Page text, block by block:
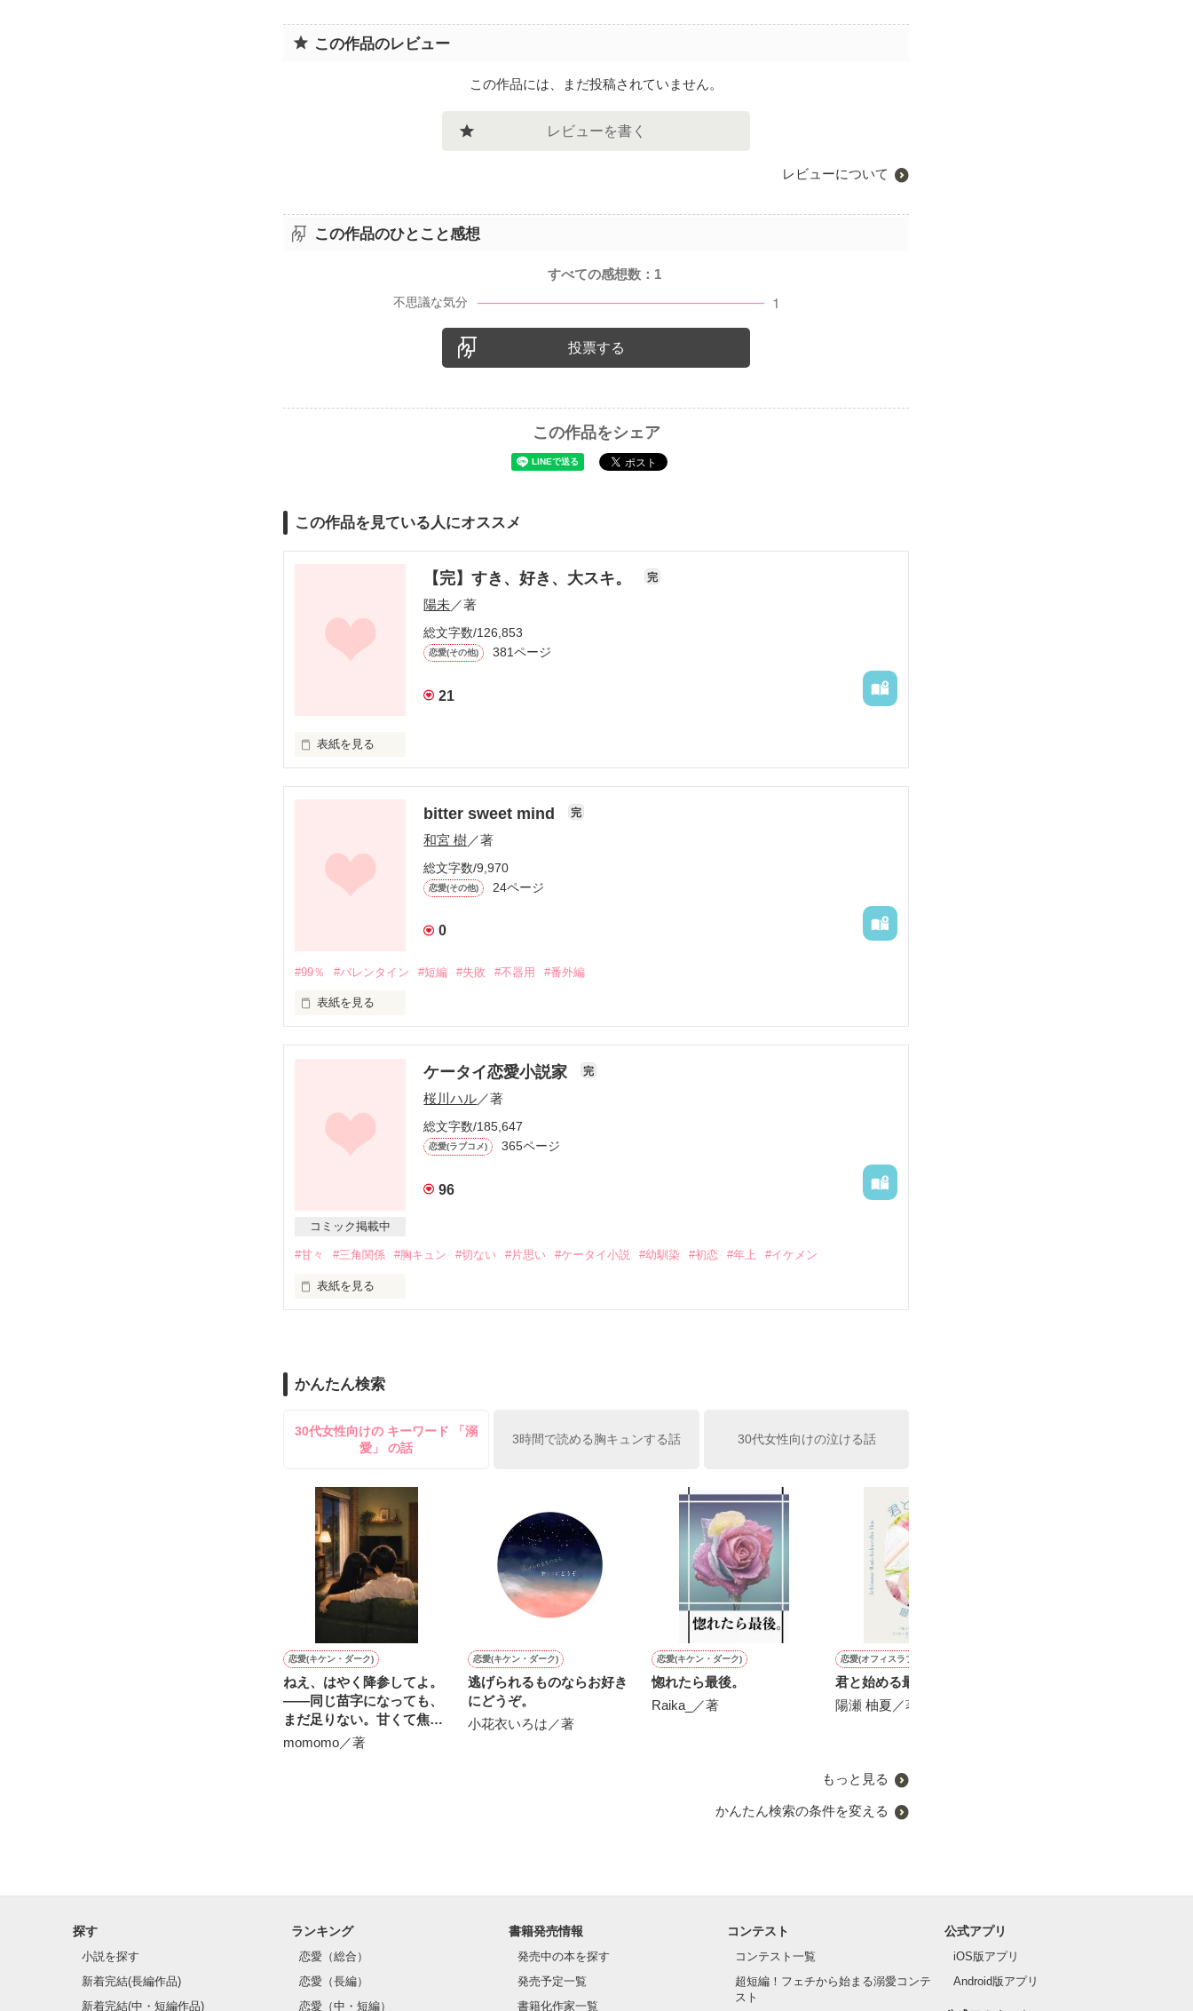
この作品のレビュー
この作品には、まだ投稿されていません。
レビューを書く
レビューについて
この作品のひとこと感想
すべての感想数： 1
投票する
この作品をシェア
この作品を見ている人にオススメ
【完】すき、好き、大スキ。 完
陽未 ／著
総文字数/126,853
恋愛(その他) 381ページ
21
表紙を見る
‥‥‥‥‥‥‥‥‥‥‥‥
好き。
大スキ。
それ以外にないんだもん。
｡･ﾟﾟ･｡･ﾟﾟ･∞･ﾟﾟ･｡･ﾟﾟ･｡
‥‥‥‥‥‥‥‥‥‥‥‥
０８.８．８〜０８.１２.１
作品を読む
bitter sweet mind 完
和宮 樹／著
総文字数/9,970
恋愛(その他) 24ページ
0
#99％ #バレンタイン #短編 #失敗 #不器用 #番外編
表紙を見る
番外編になって帰ってきた!?
バレンタインに贈る
ラブリーコミカルストーリー
壊滅的不器用だって
乙女にはあるんです！
***
睦月ゆきさん
冬馬　雪さん
コミック掲載中
ケータイ恋愛小説家 完
桜川ハル／著
総文字数/185,647
恋愛(ラブコメ) 365ページ
96
#甘々 #三角関係 #胸キュン #切ない #片思い #ケータイ小説 #幼馴染 #初恋 #年上 #イケメン
表紙を見る
“ヒマワリ”って名前で
ケータイ小説
あたしの書く
ちょっとＨな小説は
女子中高生から
すごく人気あるんだ。
だけど……
ほんとは彼氏経験ゼロ。
もちろん処女。
小説は全て
あたしの妄想が作りあげたもの。
かんたん検索
30代女性向けの キーワード 「溺
愛」 の話
3時間で読める胸キュンする話 30代女性向けの泣ける話
恋愛(キケン・ダーク)
ねえ、はやく降参してよ。
――同じ苗字になっても、
まだ足りない。甘くて焦れ
ったい心理戦を続ける夫
momomo／著
恋愛(キケン・ダーク)
逃げられるものならお好き
にどうぞ。
小花衣いろは／著
恋愛(キケン・ダーク)
惚れたら最後。
Raika_／著
恋愛(オフィスラブ)
君と始める最後の恋
陽瀬 柚夏／著
もっと見る
かんたん検索の条件を変える
探す
小説を探す
新着完結(長編作品)
新着完結(中・短編作品)
ランキング
恋愛（総合）
恋愛（長編）
恋愛（中・短編）
書籍発売情報
発売中の本を探す
発売予定一覧
書籍化作家一覧
コンテスト
コンテスト一覧
超短編！フェチから始まる溺愛コンテ
スト
公式アプリ
iOS版アプリ
Android版アプリ